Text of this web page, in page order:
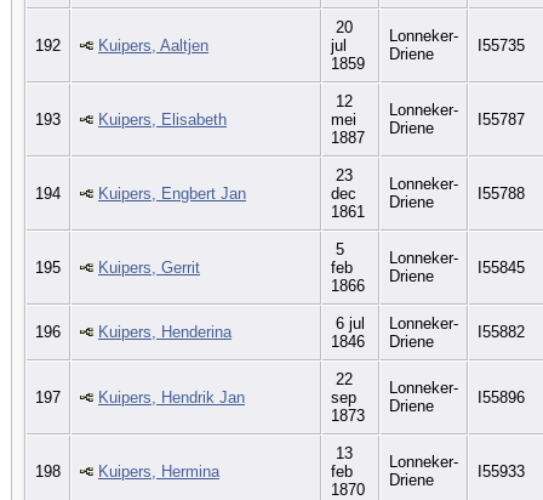
192 Kuipers, Aaltjen
20
jul
1859
Lonneker-
Driene
I55735
193 Kuipers, Elisabeth
12
mei
1887
Lonneker-
Driene
I55787
194 Kuipers, Engbert Jan
23
dec
1861
Lonneker-
Driene
I55788
195 Kuipers, Gerrit
5
feb
1866
Lonneker-
Driene
I55845
196 Kuipers, Henderina
6 jul
1846
Lonneker-
Driene
I55882
197 Kuipers, Hendrik Jan
22
sep
1873
Lonneker-
Driene
I55896
198 Kuipers, Hermina
13
feb
1870
Lonneker-
Driene
I55933